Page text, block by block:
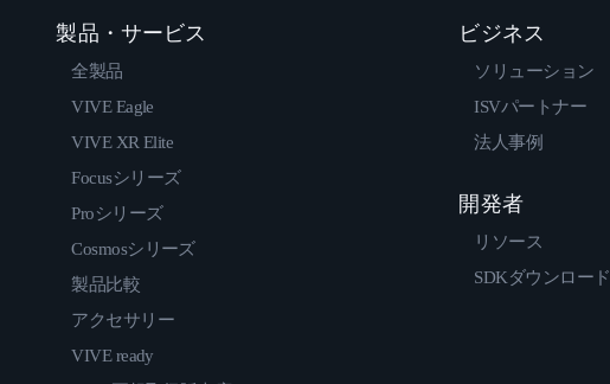
製品・サービス
全製品
VIVE Eagle
VIVE XR Elite
Focusシリーズ
Proシリーズ
Cosmosシリーズ
製品比較
アクセサリー
VIVE ready
ビジネス
ソリューション
ISVパートナー
法人事例
開発者
リソース
SDKダウンロード